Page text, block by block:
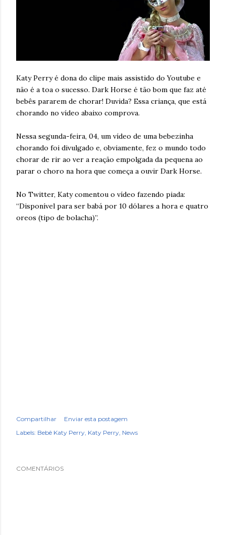
Katy Perry é dona do clipe mais assistido do Youtube e
não é a toa o sucesso. Dark Horse é tão bom que faz até
bebês pararem de chorar! Duvida? Essa criança, que está
chorando no vídeo abaixo comprova.
Nessa segunda-feira, 04, um vídeo de uma bebezinha
chorando foi divulgado e, obviamente, fez o mundo todo
chorar de rir ao ver a reação empolgada da pequena ao
parar o choro na hora que começa a ouvir Dark Horse.
No Twitter, Katy comentou o vídeo fazendo piada:
“Disponível para ser babá por 10 dólares a hora e quatro
oreos (tipo de bolacha)”.
Compartilhar
Enviar esta postagem
Labels: Bebê Katy Perry Katy Perry News
COMENTÁRIOS